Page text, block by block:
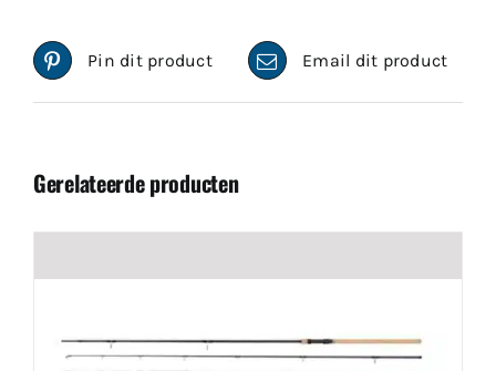
Pin dit product Email dit product
Gerelateerde producten